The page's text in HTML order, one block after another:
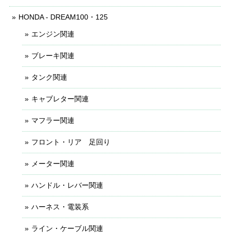
HONDA - DREAM100・125
エンジン関連
ブレーキ関連
タンク関連
キャブレター関連
マフラー関連
フロント・リア 足回り
メーター関連
ハンドル・レバー関連
ハーネス・電装系
ライン・ケーブル関連